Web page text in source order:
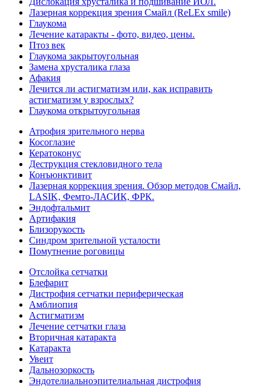
Лазерная коррекция зрения Смайл (ReLEx smile)
Глаукома
Лечение катаракты - фото, видео, цены.
Птоз век
Глаукома закрытоугольная
Замена хрусталика глаза
Афакия
Лечится ли астигматизм или, как исправить
астигматизм у взрослых?
Глаукома открытоугольная
Атрофия зрительного нерва
Косоглазие
Кератоконус
Деструкция стекловидного тела
Конъюнктивит
Лазерная коррекция зрения. Обзор методов Смайл,
LASIK, Фемто-ЛАСИК, ФРК.
Эндофтальмит
Артифакия
Близорукость
Синдром зрительной усталости
Помутнение роговицы
Отслойка сетчатки
Блефарит
Дистрофия сетчатки периферическая
Амблиопия
Астигматизм
Лечение сетчатки глаза
Вторичная катаракта
Катаракта
Увеит
Дальнозоркость
Эндотелиальноэпителиальная дистрофия